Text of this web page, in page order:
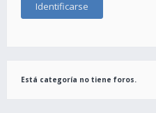
Está categoría no tiene foros.